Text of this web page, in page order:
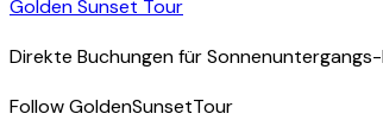
GoldenSunset Tour
Direkte Buchungen für
Follow GoldenSunsetTour